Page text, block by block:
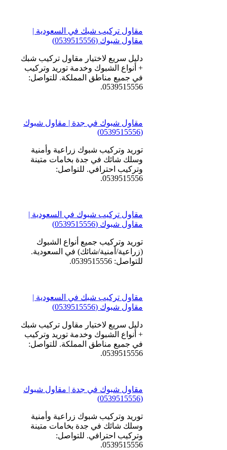
مقاول تركيب شبك في السعودية |
مقاول شبوك (0539515556)
دليل سريع لاختيار مقاول تركيب شبك
+ أنواع الشبوك وخدمة توريد وتركيب
في جميع مناطق المملكة. للتواصل:
0539515556.
مقاول شبوك في جدة | مقاول شبوك
(0539515556)
توريد وتركيب شبوك زراعية وأمنية
وسلك شائك في جدة بخامات متينة
وتركيب احترافي. للتواصل:
0539515556.
مقاول تركيب شبوك في السعودية |
مقاول شبوك (0539515556)
توريد وتركيب جميع أنواع الشبوك
(زراعية/أمنية/شائك) في السعودية.
للتواصل: 0539515556.
مقاول تركيب شبك في السعودية |
مقاول شبوك (0539515556)
دليل سريع لاختيار مقاول تركيب شبك
+ أنواع الشبوك وخدمة توريد وتركيب
في جميع مناطق المملكة. للتواصل:
0539515556.
مقاول شبوك في جدة | مقاول شبوك
(0539515556)
توريد وتركيب شبوك زراعية وأمنية
وسلك شائك في جدة بخامات متينة
وتركيب احترافي. للتواصل:
0539515556.